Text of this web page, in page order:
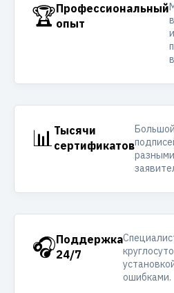
🏆Профессиональный
опыт
📊 Тысячи
сертификатов
🎧Поддержка
24/7
ошибками.